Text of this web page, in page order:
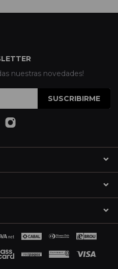
nuestras novedades!
SUSCRIBIRME